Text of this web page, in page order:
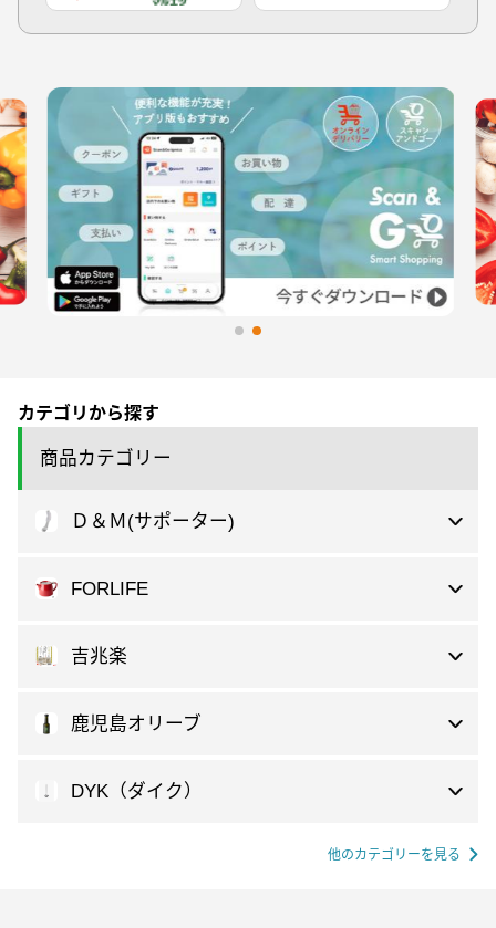
カテゴリから探す
商品カテゴリー
Ｄ＆Ｍ(サポーター)
FORLIFE
吉兆楽
鹿児島オリーブ
DYK（ダイク）
他のカテゴリーを見る